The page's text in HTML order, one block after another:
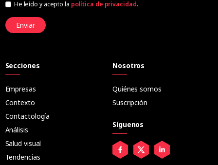
He leído y acepto la política de privacidad.
Enviar
Secciones
Empresas
Contexto
Contactología
Análisis
Salud visual
Tendencias
Nosotros
Quiénes somos
Suscripción
Síguenos